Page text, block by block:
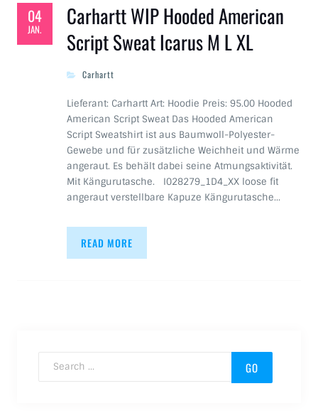
04
JAN.
Carhartt WIP Hooded American
Script Sweat Icarus M L XL
Carhartt
Lieferant: Carhartt Art: Hoodie Preis: 95.00 Hooded
American Script Sweat Das Hooded American
Script Sweatshirt ist aus Baumwoll-Polyester-
Gewebe und für zusätzliche Weichheit und Wärme
angeraut. Es behält dabei seine Atmungsaktivität.
Mit Kängurutasche. I028279_1D4_XX loose fit
angeraut verstellbare Kapuze Kängurutasche…
READ MORE